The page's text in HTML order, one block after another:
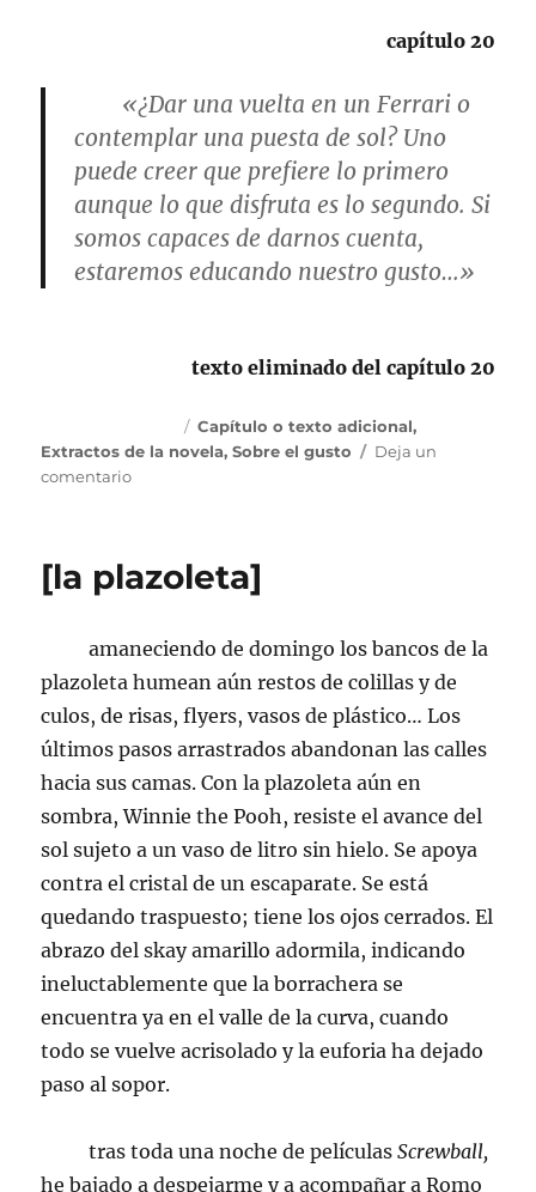
capítulo 20
«¿Dar una vuelta en un Ferrari o
contemplar una puesta de sol? Uno
puede creer que prefiere lo primero
aunque lo que disfruta es lo segundo. Si
somos capaces de darnos cuenta,
estaremos educando nuestro gusto…»
texto eliminado del capítulo 20
el
Categorías
Capítulo o texto adicional,
Extractos de la novela,Sobre el gusto
Deja un
comentarioen
[cap
[la plazoleta]
amaneciendo de domingo los bancos de la
plazoleta humean aún restos de colillas y de
culos, de risas, flyers, vasos de plástico… Los
últimos pasos arrastrados abandonan las calles
hacia sus camas. Con la plazoleta aún en
sombra, Winnie the Pooh, resiste el avance del
sol sujeto a un vaso de litro sin hielo. Se apoya
contra el cristal de un escaparate. Se está
quedando traspuesto; tiene los ojos cerrados. El
abrazo del skay amarillo adormila, indicando
ineluctablemente que la borrachera se
encuentra ya en el valle de la curva, cuando
todo se vuelve acrisolado y la euforia ha dejado
paso al sopor.
tras toda una noche de películasScrewball,
he bajado a despejarme y a acompañar a Romo